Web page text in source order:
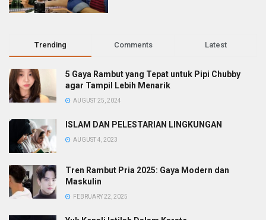
Trending Comments Latest
5 Gaya Rambut yang Tepat untuk Pipi Chubby
agar Tampil Lebih Menarik
AUGUST 25, 2024
ISLAM DAN PELESTARIAN LINGKUNGAN
AUGUST 4, 2023
Tren Rambut Pria 2025: Gaya Modern dan
Maskulin
FEBRUARY 22, 2025